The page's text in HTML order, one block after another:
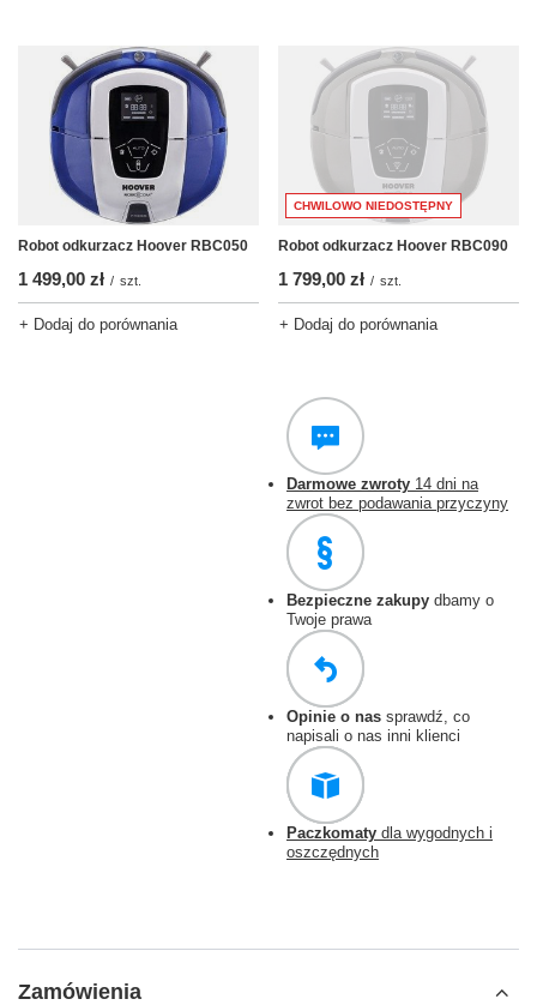
Robot odkurzacz Hoover RBC050
1 499,00 zł / szt.
+ Dodaj do porównania
CHWILOWO NIEDOSTĘPNY
Robot odkurzacz Hoover RBC090
1 799,00 zł / szt.
+ Dodaj do porównania
Darmowe zwroty 14 dni na
zwrot bez podawania przyczyny
Bezpieczne zakupy dbamy o
Twoje prawa
Opinie o nas sprawdź, co
napisali o nas inni klienci
Paczkomaty dla wygodnych i
oszczędnych
Zamówienia